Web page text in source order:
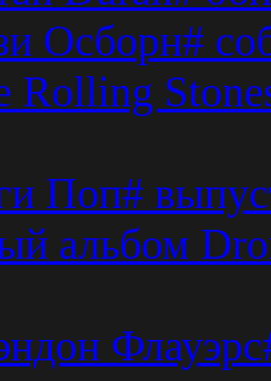
Осборн#
Rolling
Поп#
альбом